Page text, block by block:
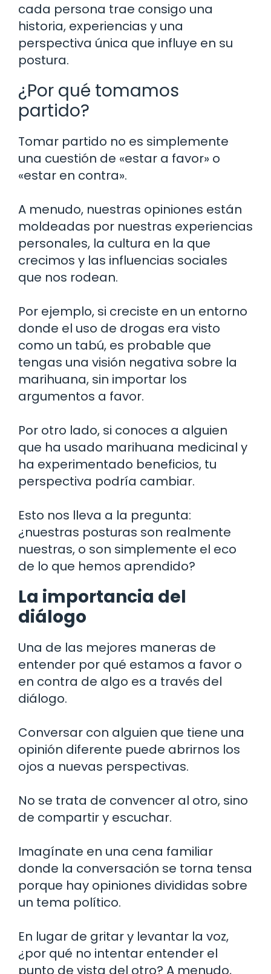
cada persona trae consigo una
historia, experiencias y una
perspectiva única que influye en su
postura.
¿Por qué tomamos
partido?
Tomar partido no es simplemente
una cuestión de «estar a favor» o
«estar en contra».
A menudo, nuestras opiniones están
moldeadas por nuestras experiencias
personales, la cultura en la que
crecimos y las influencias sociales
que nos rodean.
Por ejemplo, si creciste en un entorno
donde el uso de drogas era visto
como un tabú, es probable que
tengas una visión negativa sobre la
marihuana, sin importar los
argumentos a favor.
Por otro lado, si conoces a alguien
que ha usado marihuana medicinal y
ha experimentado beneficios, tu
perspectiva podría cambiar.
Esto nos lleva a la pregunta:
¿nuestras posturas son realmente
nuestras, o son simplemente el eco
de lo que hemos aprendido?
La importancia del
diálogo
Una de las mejores maneras de
entender por qué estamos a favor o
en contra de algo es a través del
diálogo.
Conversar con alguien que tiene una
opinión diferente puede abrirnos los
ojos a nuevas perspectivas.
No se trata de convencer al otro, sino
de compartir y escuchar.
Imagínate en una cena familiar
donde la conversación se torna tensa
porque hay opiniones divididas sobre
un tema político.
En lugar de gritar y levantar la voz,
¿por qué no intentar entender el
punto de vista del otro? A menudo,